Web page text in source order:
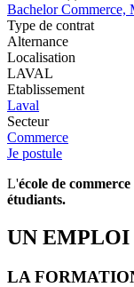
Bachelor Commerce,
Type de contrat
Alternance
Localisation
LAVAL
Etablissement
Laval
Secteur
Commerce
Je postule
L'école de
étudiants.
UN EMPLOI
LA